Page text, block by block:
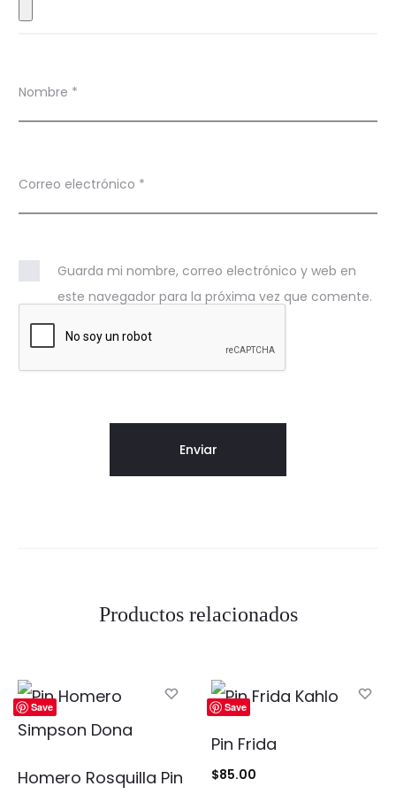
s
Nombre *
Correo electrónico *
Guarda mi nombre, correo electrónico y web en
este navegador para la próxima vez que comente.
Productos relacionados
Save
Homero Rosquilla Pin
Save
Pin Frida
$85.00